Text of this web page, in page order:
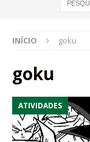
INÍCIO goku
goku
ATIVIDADES